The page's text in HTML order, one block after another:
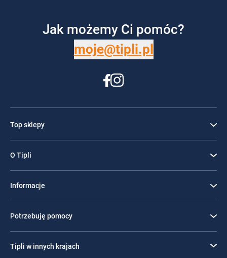
Jak możemy Ci pomóc?
moje@tipli.pl
Top sklepy
O Tipli
Informacje
Potrzebuję pomocy
Tipli w innych krajach